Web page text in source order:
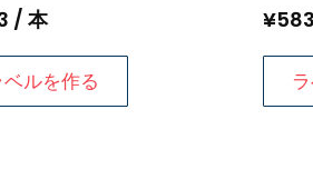
/ 本
ルを作る
¥583